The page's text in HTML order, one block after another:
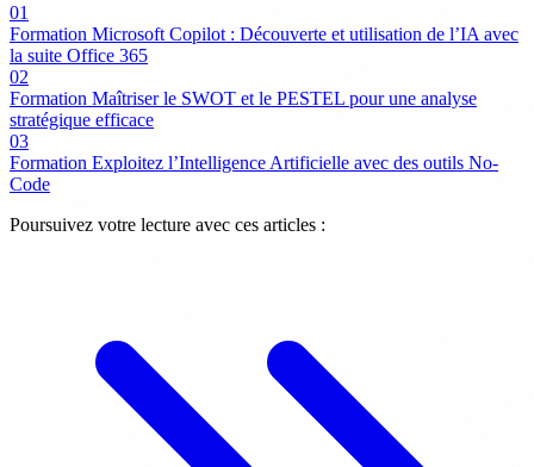
01
Formation Microsoft Copilot : Découverte et utilisation de l’IA avec
la suite Office 365
02
Formation Maîtriser le SWOT et le PESTEL pour une analyse
stratégique efficace
03
Formation Exploitez l’Intelligence Artificielle avec des outils No-
Code
Poursuivez votre lecture avec ces articles :